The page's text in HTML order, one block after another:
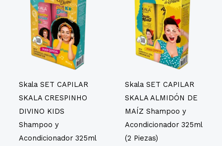
Skala SET CAPILAR
SKALA CRESPINHO
DIVINO KIDS
Shampoo y
Acondicionador 325ml
Skala SET CAPILAR
SKALA ALMIDÓN DE
MAÍZ Shampoo y
Acondicionador 325ml
(2 Piezas)